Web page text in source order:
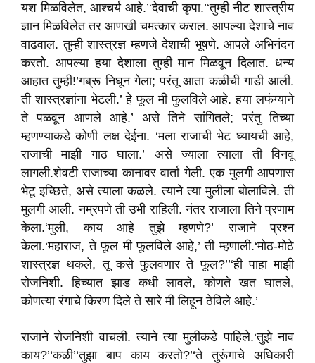
यश मिळविलेत, आश्चर्य आहे.’‘देवाची कृपा.’‘तुम्ही नीट शास्त्रीय
ज्ञान मिळविलेत तर आणखी चमत्कार कराल. आपल्या देशाचे नाव
वाढवाल. तुम्ही शास्त्रज्ञ म्हणजे देशाची भूषणे. आपले अभिनंदन
करतो. आपल्या हया देशाला तुम्ही मान मिळवून दिलात. धन्य
आहात तुम्ही!’गब्रू निघून गेला; परंतू आता कळीची गाडी आली.
ती शास्त्रज्ञांना भेटली.’ हे फूल मी फुलविले आहे. हया लफंग्याने
ते पळवून आणले आहे.’ असे तिने सांगितले; परंतु तिच्या
म्हणण्याकडे कोणी लक्ष देईना. ‘मला राजाची भेट घ्यायची आहे,
राजाची माझी गाठ घाला.’ असे ज्याला त्याला ती विनवू
लागली.शेवटी राजाच्या कानावर वार्ता गेली. एक मुलगी आपणास
भेटू इच्छिते, असे त्याला कळले. त्याने त्या मुलीला बोलाविले. ती
मुलगी आली. नम्रपणे ती उभी राहिली. नंतर राजाला तिने प्रणाम
केला.‘मुली, काय आहे तुझे म्हणणे?’ राजाने प्रश्न
केला.‘महाराज, ते फूल मी फूलविले आहे,’ ती म्हणाली.‘मोठ-मोठे
शास्त्रज्ञ थकले, तू कसे फुलवणार ते फूल?’’‘ही पाहा माझी
रोजनिशी. हिच्यात झाड कधी लावले, कोणते खत घातले,
कोणत्या रंगाचे किरण दिले ते सारे मी लिहून ठेविले आहे.’
राजाने रोजनिशी वाचली. त्याने त्या मुलीकडे पाहिले.‘तुझे नाव
काय?’‘कळी’‘तुझा बाप काय करतो?’‘ते तुरूंगाचे अधिकारी